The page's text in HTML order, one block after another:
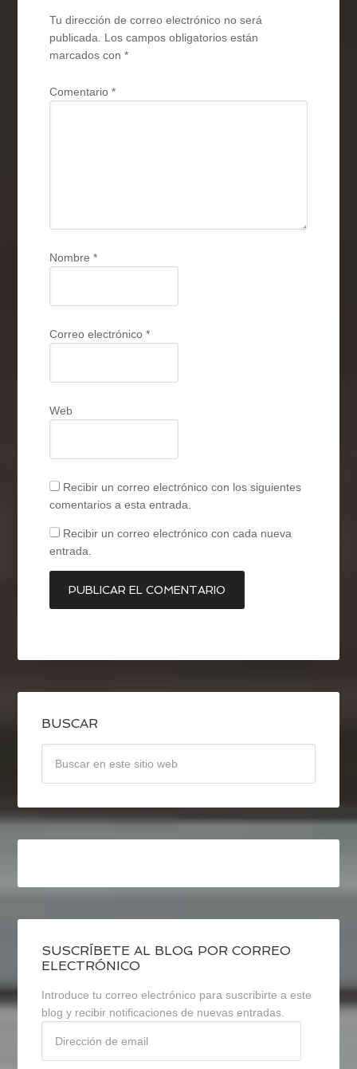
Tu dirección de correo electrónico no será
publicada. Los campos obligatorios están
marcados con*
Comentario*
Nombre*
Correo electrónico*
Web
Recibir un correo electrónico con los siguientes
comentarios a esta entrada.
Recibir un correo electrónico con cada nueva
entrada.
BUSCAR
SUSCRÍBETE AL BLOG POR CORREO
ELECTRÓNICO
Introduce tu correo electrónico para suscribirte a este
blog y recibir notificaciones de nuevas entradas.
email